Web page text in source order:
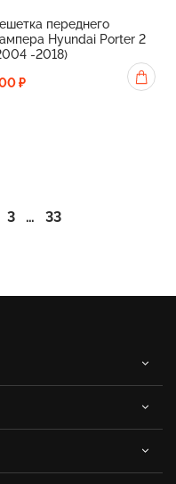
переднего
Hyundai Porter 2
-2018)
₽
3 … 33